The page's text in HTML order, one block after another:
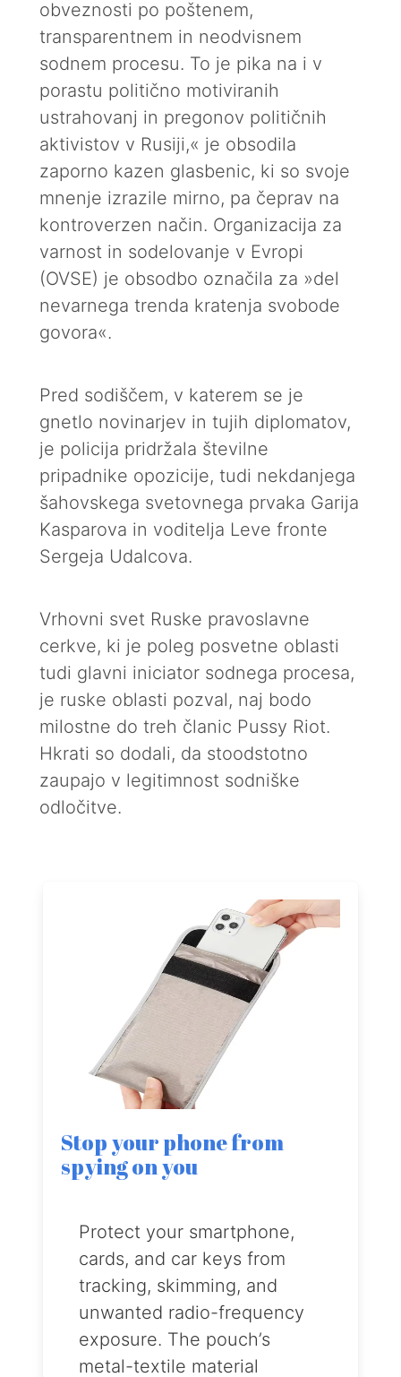
obveznosti po poštenem,
transparentnem in neodvisnem
sodnem procesu. To je pika na i v
porastu politično motiviranih
ustrahovanj in pregonov političnih
aktivistov v Rusiji,« je obsodila
zaporno kazen glasbenic, ki so svoje
mnenje izrazile mirno, pa čeprav na
kontroverzen način. Organizacija za
varnost in sodelovanje v Evropi
(OVSE) je obsodbo označila za »del
nevarnega trenda kratenja svobode
govora«.
Pred sodiščem, v katerem se je
gnetlo novinarjev in tujih diplomatov,
je policija pridržala številne
pripadnike opozicije, tudi nekdanjega
šahovskega svetovnega prvaka Garija
Kasparova in voditelja Leve fronte
Sergeja Udalcova.
Vrhovni svet Ruske pravoslavne
cerkve, ki je poleg posvetne oblasti
tudi glavni iniciator sodnega procesa,
je ruske oblasti pozval, naj bodo
milostne do treh članic Pussy Riot.
Hkrati so dodali, da stoodstotno
zaupajo v legitimnost sodniške
odločitve.
Stop your phone from
spying on you
Protect your smartphone,
cards, and car keys from
tracking, skimming, and
unwanted radio-frequency
exposure. The pouch’s
metal-textile material